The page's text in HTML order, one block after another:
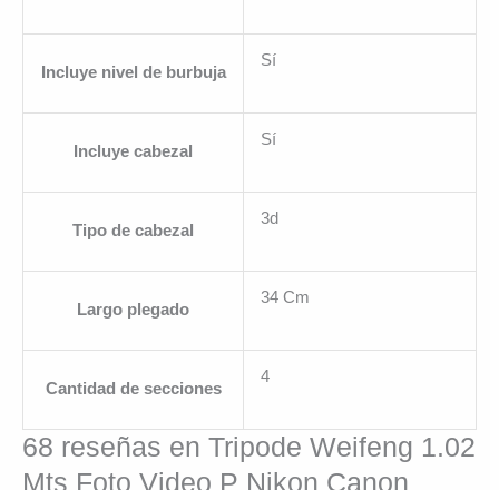
Incluye nivel de burbuja
Sí
Incluye cabezal
Sí
Tipo de cabezal
3d
Largo plegado
34 Cm
Cantidad de secciones
4
68 reseñas en Tripode Weifeng 1.02
Mts Foto Video P Nikon Canon